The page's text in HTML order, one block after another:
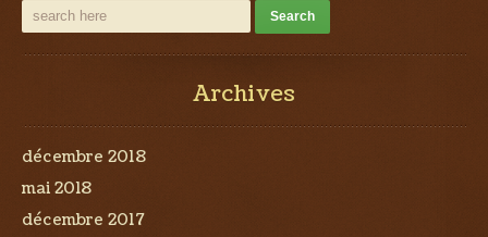
Archives
décembre 2018
mai 2018
décembre 2017